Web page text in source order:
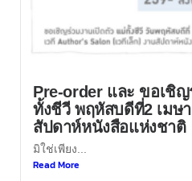
Pre-order และ ขอเชิ
ทั้งชีวี พฤหัสบดีที่2 เมษ
สัปดาห์หนังสือแห่งชาติ
มิใช่เพียง...
Read More